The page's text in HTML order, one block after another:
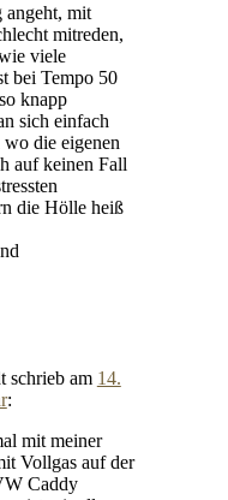
angeht, mit
mitreden,
viele
bei Tempo 50
knapp
sich einfach
wo die eigenen
auf keinen Fall
die Hölle heiß
schriebam 14.
:
mit meiner
Vollgas auf der
Caddy